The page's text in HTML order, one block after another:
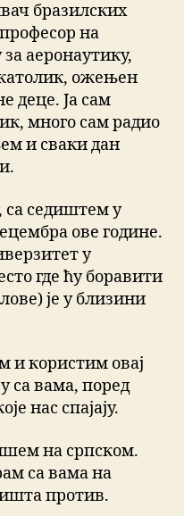
бразилских
на
аеронаутику,
католик, ожењен
деце. Ја сам
много сам радио
и сваки дан
са седиштем у
ове године.
у
где ћу боравити
је у близини
и користим овај
са вама, поред
нас спајају.
на српском.
са вама на
против.